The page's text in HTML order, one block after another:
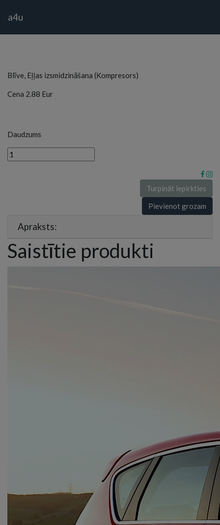
a4u
Blīve, Eļļas izsmidzināšana (Kompresors)
Cena 2.88 Eur
Daudzums
Turpināt iepirkties
Pievienot grozam
Apraksts:
Saistītie produkti